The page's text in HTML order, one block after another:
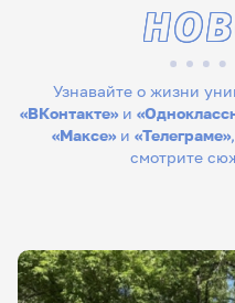
Узнавайте о жизни
«ВКонтакте»и
«Максе» и «Телеграме»
смотрите